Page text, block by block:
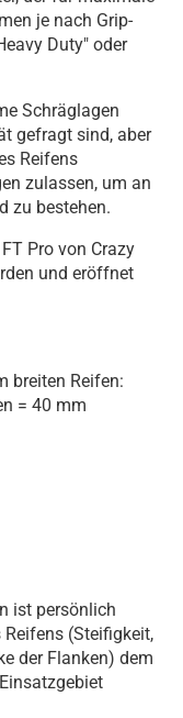
je nach Grip-
Duty" oder
Schräglagen
gefragt sind, aber
Reifens
zulassen, um an
zu bestehen.
Pro von Crazy
und eröffnet
breiten Reifen:
= 40 mm
ist persönlich
(Steifigkeit,
der Flanken) dem